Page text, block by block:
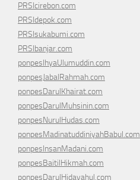
PRSIcirebon.com
PRSIdepok.com
PRSIsukabumi.com
PRSIbanjar.com
ponpesIhyaUlumuddin.com
ponpesJabalRahmah.com
ponpesDarulKhairat.com
ponpesDarulMuhsinin.com
ponpesNurulHudas.com
ponpesMadinatuddiniyahBabul.com
ponpesInsanMadani.com
ponpesBaitilHikmah.com
ponpesDarulHidayahul.com